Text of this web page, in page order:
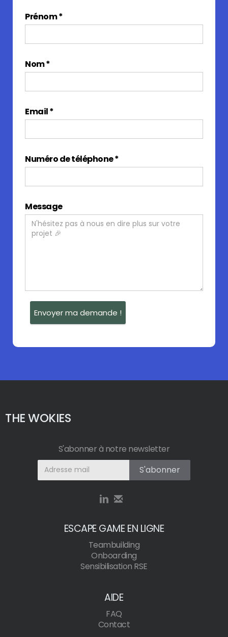
Prénom *
Nom *
Email *
Numéro de téléphone *
Message
THE WOKIES
S'abonner à notre newsletter
ESCAPE GAME EN LIGNE
Teambuilding
Onboarding
Sensibilisation RSE
AIDE
FAQ
Contact